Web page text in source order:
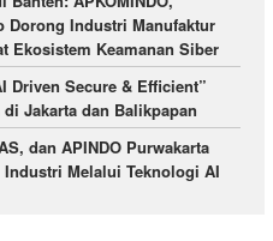
Dorong Industri Manufaktur
Ekosistem Keamanan Siber
Driven Secure & Efficient”
Jakarta dan Balikpapan
dan APINDO Purwakarta
Melalui Teknologi AI